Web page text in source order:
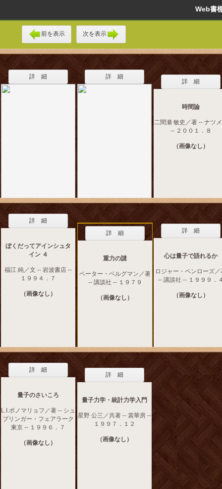
Web
前を表示 次を表示
詳 細 詳 細
詳 細
時間論
二間瀬 敏史／著 -- ナツ
-- ２００１．８
（画像なし）
詳 細
ぼくだってアインシュタ
イン ４
福江 純／文 -- 岩波書店 --
１９９４．７
（画像なし）
詳 細
重力の謎
ペーター・ベルグマン／著
-- 講談社 -- １９７９
（画像なし）
詳 細
心は量子で語れるか
ロジャー・ペンローズ／
-- 講談社 -- １９９９．
（画像なし）
詳 細
量子のさいころ
L.I.ポノマリョフ／著 -- シュ
プリンガー・フェアラーク
東京 -- １９９６．７
（画像なし）
詳 細
量子力学・統計力学入門
星野 公三／共著 -- 裳華房 --
１９９７．１２
（画像なし）